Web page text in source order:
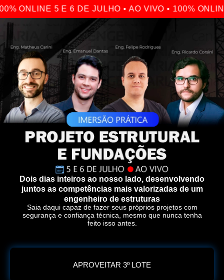
5 E 6 DE JULHO • AO VIVO • 100%
Dois dias inteiros ao nosso lado, desenvolvendo
juntos as competências mais valorizadas de um
engenheiro de estruturas
Saia daqui capaz de fazer seus próprios projetos com
segurança e confiança técnica, mesmo que nunca tenha
feito isso antes.
APROVEITAR 3º LOTE